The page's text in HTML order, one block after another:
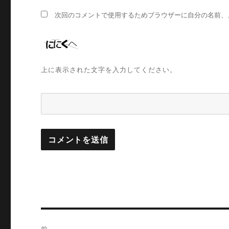
次回のコメントで使用するためブラウザーに自分の名前、
上に表示された文字を入力してください。